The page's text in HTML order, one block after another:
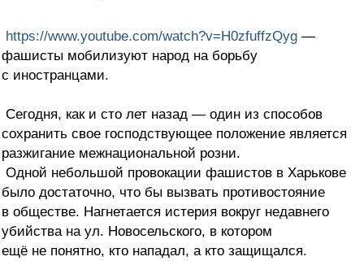
https://www.youtube.com/watch?v=H0zfuffzQyg —
фашисты мобилизуют народ на борьбу
с иностранцами.
Сегодня, как и сто лет назад — один из способов
сохранить свое господствующее положение является
разжигание межнациональной розни.
Одной небольшой провокации фашистов в Харькове
было достаточно, что бы вызвать противостояние
в обществе. Нагнетается истерия вокруг недавнего
убийства на ул. Новосельского, в котором
ещё не понятно, кто нападал, а кто защищался.